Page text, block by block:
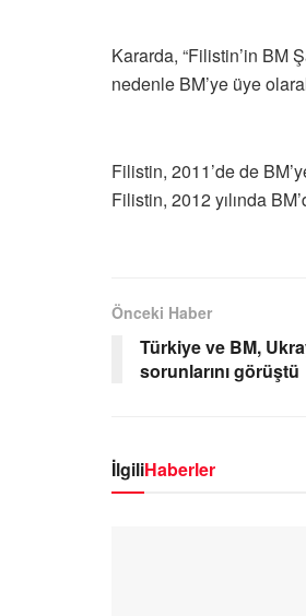
Kararda, “Filistin’in BM
nedenle BM’ye üye
Filistin, 2011’de de
Filistin, 2012 yılında
Önceki Haber
Türkiye ve BM,
sorunlarını görüştü
İlgiliHaberler